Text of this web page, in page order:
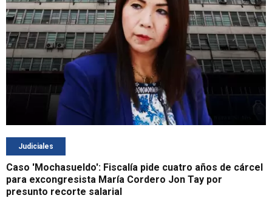
Judiciales
Caso 'Mochasueldo': Fiscalía pide cuatro años de cárcel
para excongresista María Cordero Jon Tay por
presunto recorte salarial